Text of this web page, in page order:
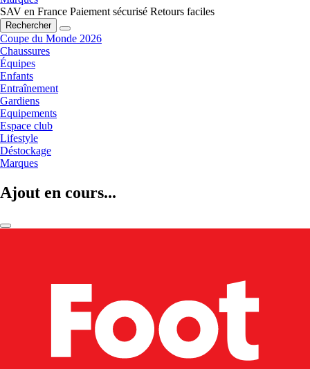
SAV en France Paiement sécurisé Retours faciles
Rechercher
Coupe du Monde 2026
Chaussures
Équipes
Enfants
Entraînement
Gardiens
Equipements
Espace club
Lifestyle
Déstockage
Marques
Ajout en cours...